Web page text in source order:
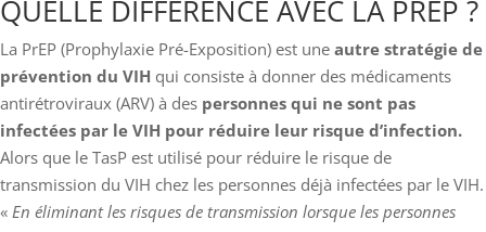
QUELLE DIFFÉRENCE AVEC LA PREP ?
La PrEP (Prophylaxie Pré-Exposition) est une autre stratégie de
prévention du VIH qui consiste à donner des médicaments
antirétroviraux (ARV) à des personnes qui ne sont pas
infectées par le VIH pour réduire leur risque d’infection.
Alors que le TasP est utilisé pour réduire le risque de
transmission du VIH chez les personnes déjà infectées par le VIH.
« En éliminant les risques de transmission lorsque les personnes